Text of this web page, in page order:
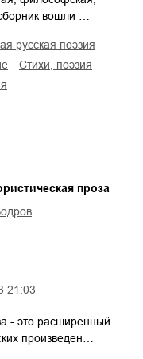
вошли …
русская поэзия
cтихи, поэзия
21:03
проза
- это расширенный
произведен…